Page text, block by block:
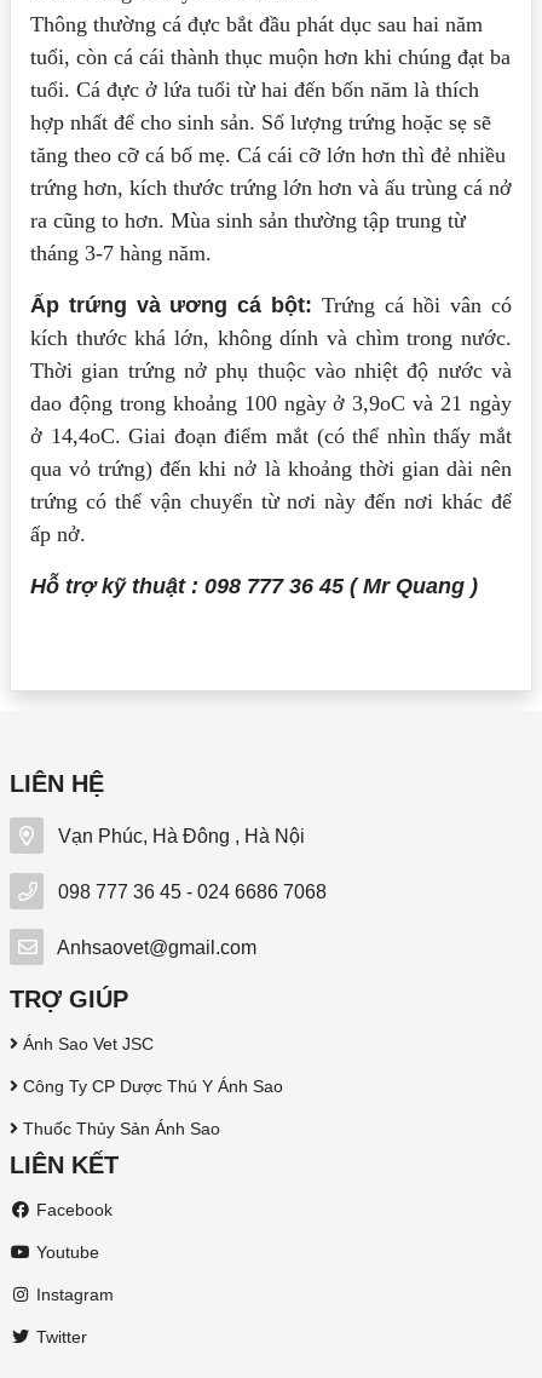
Thông thường cá đực bắt đầu phát dục sau hai năm
tuổi, còn cá cái thành thục muộn hơn khi chúng đạt ba
tuổi. Cá đực ở lứa tuổi từ hai đến bốn năm là thích
hợp nhất để cho sinh sản. Số lượng trứng hoặc sẹ sẽ
tăng theo cỡ cá bố mẹ. Cá cái cỡ lớn hơn thì đẻ nhiều
trứng hơn, kích thước trứng lớn hơn và ấu trùng cá nở
ra cũng to hơn. Mùa sinh sản thường tập trung từ
tháng 3-7 hàng năm.
Ấp trứng và ương cá bột: Trứng cá hồi vân có
kích thước khá lớn, không dính và chìm trong nước.
Thời gian trứng nở phụ thuộc vào nhiệt độ nước và
dao động trong khoảng 100 ngày ở 3,9oC và 21 ngày
ở 14,4oC. Giai đoạn điểm mắt (có thể nhìn thấy mắt
qua vỏ trứng) đến khi nở là khoảng thời gian dài nên
trứng có thể vận chuyển từ nơi này đến nơi khác để
ấp nở.
Hỗ trợ kỹ thuật : 098 777 36 45 ( Mr Quang )
LIÊN HỆ
Vạn Phúc, Hà Đông , Hà Nội
098 777 36 45 - 024 6686 7068
Anhsaovet@gmail.com
TRỢ GIÚP
Ánh Sao Vet JSC
Công Ty CP Dược Thú Y Ánh Sao
Thuốc Thủy Sản Ánh Sao
LIÊN KẾT
Facebook
Youtube
Instagram
Twitter